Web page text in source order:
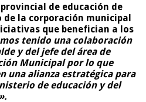
de educación de
la corporación municipal
que benefician a los
tenido una colaboración
y del jefe del área de
Municipal por lo que
una alianza estratégica para
de educación y del